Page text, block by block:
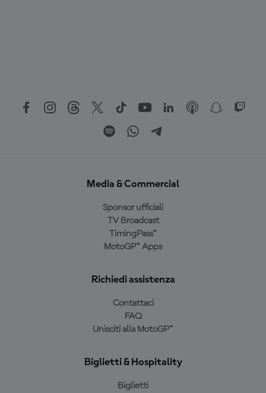
Media & Commercial
Sponsor ufficiali
TV Broadcast
TimingPass™
MotoGP™ Apps
Richiedi assistenza
Contattaci
FAQ
Unisciti alla MotoGP™
Biglietti & Hospitality
Biglietti